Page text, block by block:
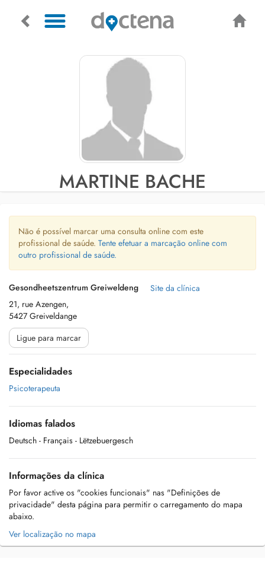
MARTINE BACHE
Não é possível marcar uma consulta online com este
profissional de saúde. Tente efetuar a marcação online com
outro profissional de saúde.
Gesondheetszentrum Greiweldeng
21, rue Azengen,
5427 Greiveldange
Site da clínica
Ligue para marcar
Especialidades
Psicoterapeuta
Idiomas falados
Deutsch - Français - Lëtzebuergesch
Informações da clínica
Por favor active os "cookies funcionais" nas "Definições de
privacidade" desta página para permitir o carregamento do mapa
abaixo.
Ver localização no mapa